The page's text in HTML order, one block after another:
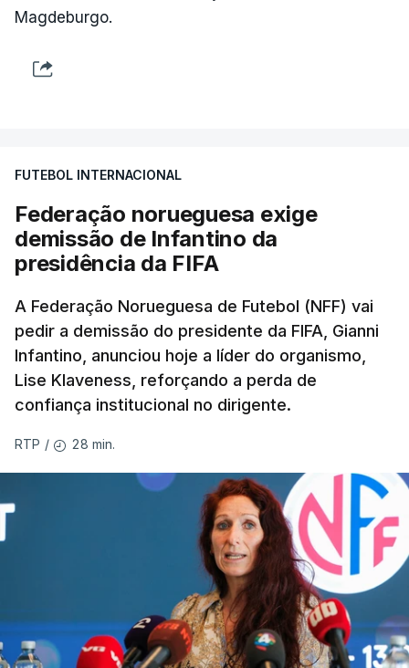
Magdeburgo.
FUTEBOL INTERNACIONAL
Federação norueguesa exige
demissão de Infantino da
presidência da FIFA
A Federação Norueguesa de Futebol (NFF) vai
pedir a demissão do presidente da FIFA, Gianni
Infantino, anunciou hoje a líder do organismo,
Lise Klaveness, reforçando a perda de
confiança institucional no dirigente.
RTP / 28 min.